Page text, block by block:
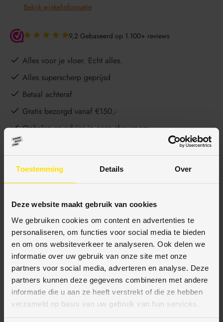
Toestemming Details Over
Deze website maakt gebruik van cookies
We gebruiken cookies om content en advertenties te
personaliseren, om functies voor social media te bieden
en om ons websiteverkeer te analyseren. Ook delen we
informatie over uw gebruik van onze site met onze
partners voor social media, adverteren en analyse. Deze
partners kunnen deze gegevens combineren met andere
informatie die u aan ze heeft verstrekt of die ze hebben
verzameld op basis van uw gebruik van hun services.
Bekijk winkelinformatie
9,2 Gebaseerd op 1.100+ reviews
Alles voor je vloer. Echt alles.
Alles superscherp geprijsd
Betaal achteraf
Gratis bezorgd vanaf €150,-
Ophalen en advies in onze showroom
BESCHRIJVING
SPECIFICATIES
BETAALMETHODES
JE KUNT BIJ ONS BETALEN MET: